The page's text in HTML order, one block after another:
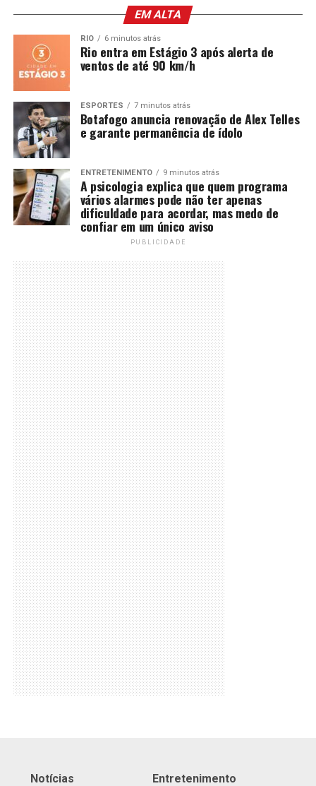
EM ALTA
RIO 6 minutos atrás
Rio entra em Estágio 3 após alerta de
ventos de até 90 km/h
ESPORTES 7 minutos atrás
Botafogo anuncia renovação de Alex Telles
e garante permanência de ídolo
ENTRETENIMENTO 9 minutos atrás
A psicologia explica que quem programa
vários alarmes pode não ter apenas
dificuldade para acordar, mas medo de
confiar em um único aviso
PUBLICIDADE
Notícias Entretenimento